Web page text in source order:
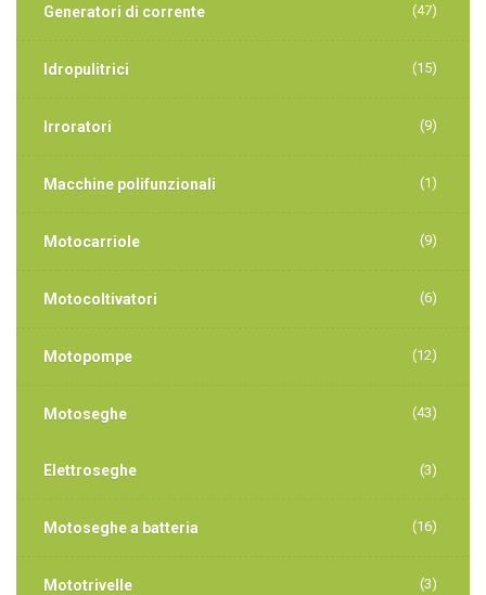
Generatori di corrente (47)
Idropulitrici (15)
Irroratori (9)
Macchine polifunzionali (1)
Motocarriole (9)
Motocoltivatori (6)
Motopompe (12)
Motoseghe (43)
Elettroseghe (3)
Motoseghe a batteria (16)
Mototrivelle (3)